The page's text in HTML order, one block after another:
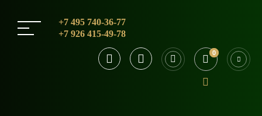
+7 495 740-36-77
+7 926 415-49-78
0
0